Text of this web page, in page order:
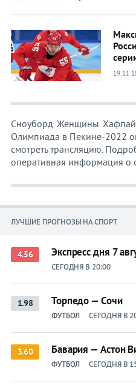
19:11
Сноуборд. Женщины.
Олимпиада в Пекине-2022
смотреть трансляцию.
оперативная информация о
ЛУЧШИЕ ПРОГНОЗЫ НА СПОРТ
4.56 Экспресс дня 7
СЕГОДНЯ В 20:00
1.98 Торпедо — Сочи
ФУТБОЛ СЕГОДНЯ В
3.60 Бавария — Астон
ФУТБОЛ СЕГОДНЯ В